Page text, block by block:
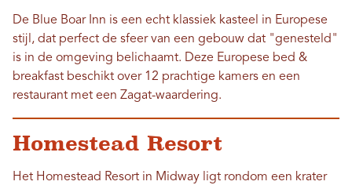
De Blue Boar Inn is een echt klassiek kasteel in Europese
stijl, dat perfect de sfeer van een gebouw dat "genesteld"
is in de omgeving belichaamt. Deze Europese bed &
breakfast beschikt over 12 prachtige kamers en een
restaurant met een Zagat-waardering.
Homestead Resort
Het Homestead Resort in Midway ligt rondom een ​​krater